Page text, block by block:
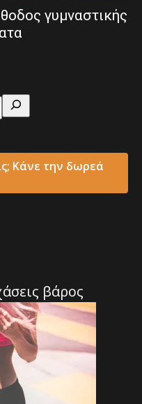
γυμναστικής
Κάνε την δωρεά
βάρος